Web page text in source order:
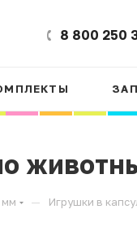
8 800 250
мм — Игрушки в